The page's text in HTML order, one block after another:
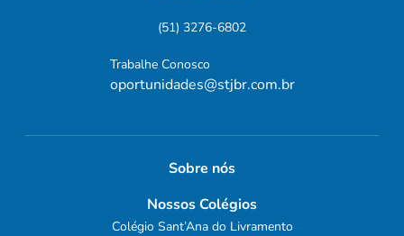
(51) 3276-6802
Trabalhe Conosco
oportunidades@stjbr.com.br
Sobre nós
Nossos Colégios
Colégio Sant’Ana do Livramento